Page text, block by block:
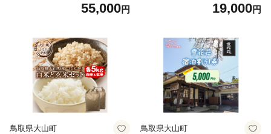
55,000円 19,000円
鳥取県大山町 鳥取県大山町